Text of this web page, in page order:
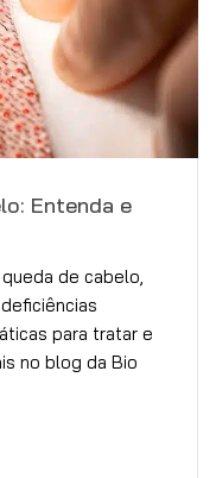
Entenda e
de cabelo,
para tratar e
no blog da Bio